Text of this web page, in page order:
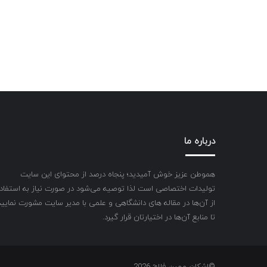
درباره ما
هموطن عزیز خوش آمیدید؛ پنجاه درصد از محتوای این سایت
تولیدات اختصاصی است لذا توصیه می‌شود در صورت نیاز به
از آن‌ها در مقاله های دانشگاهی و علمی با مدیر سایت مشورت
تا منابع آن‌ها در اختیارتان قرار گیرد.